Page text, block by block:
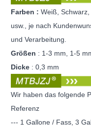
Farben : Weiß,
usw., je nach
undVerarbeitung.
Größen : 1-3 mm, 1-5
Dicke : 0,3 mm
Wir haben das folgende
Referenz
--- 1 Gallone / Fass, 3